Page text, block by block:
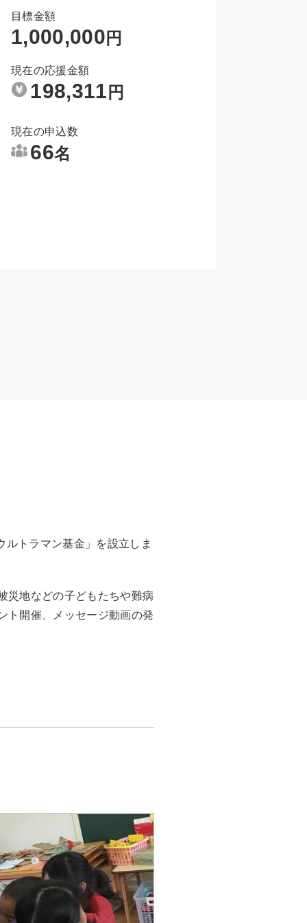
目標金額
1,000,000 円
現在の応援金額
198,311 円
現在の申込数
66名
トラマン基金」を設立しま
災地などの子どもたちや難病
ト開催、メッセージ動画の発